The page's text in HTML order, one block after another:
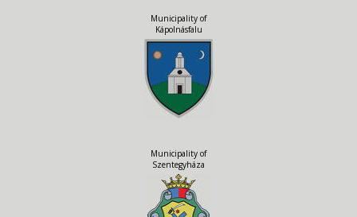
Municipality of
Kápolnásfalu
Municipality of
Szentegyháza